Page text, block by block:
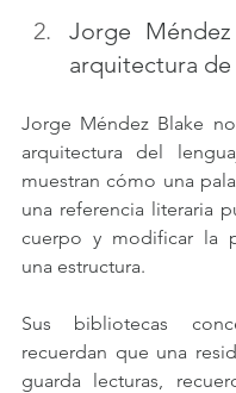
Jorge
arquitectura de
Jorge Méndez Blake
arquitectura del
muestran cómo una
una referencia literaria
cuerpo y modificar la
una estructura.
Sus bibliotecas
recuerdan que una
guarda lecturas,